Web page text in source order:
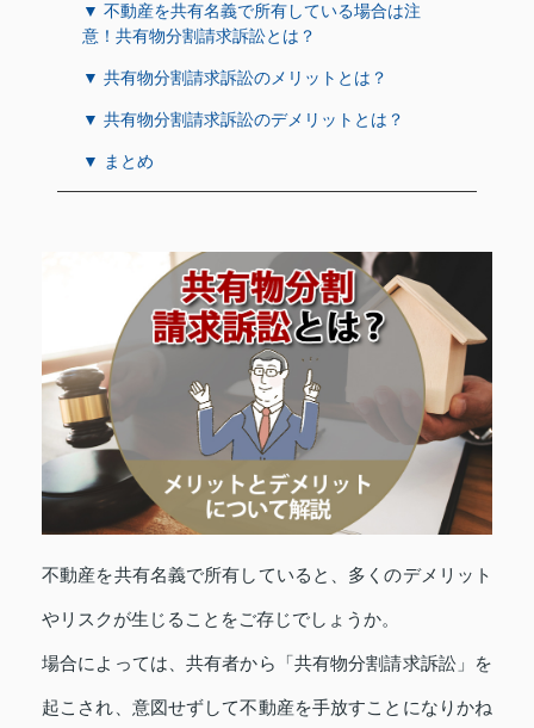
▼ 不動産を共有名義で所有している場合は注
意！共有物分割請求訴訟とは？
▼ 共有物分割請求訴訟のメリットとは？
▼ 共有物分割請求訴訟のデメリットとは？
▼ まとめ
不動産を共有名義で所有していると、多くのデメリット
やリスクが生じることをご存じでしょうか。
場合によっては、共有者から「共有物分割請求訴訟」を
起こされ、意図せずして不動産を手放すことになりかね